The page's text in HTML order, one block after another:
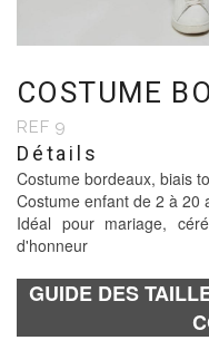
COSTUME
REF 9
Détails
Costume bordeaux, biais
Costume enfant de 2 à 20
Idéal pour mariage,
d'honneur
GUIDE DES